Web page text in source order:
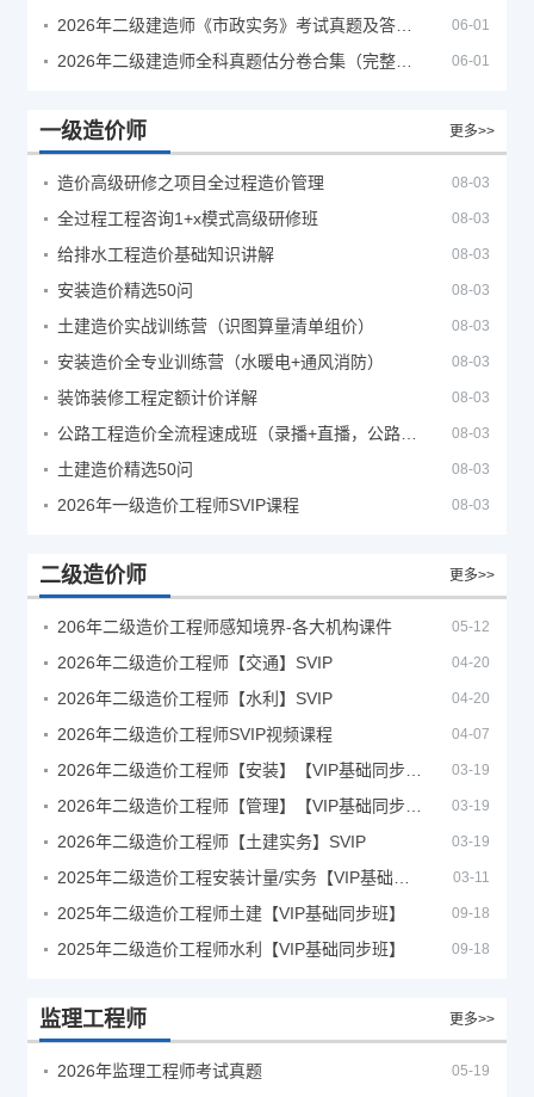
06-01
06-01
一级造价师 更多>>
造价高级研修之项目全过程造价管理 08-03
全过程工程咨询1+x模式高级研修班 08-03
给排水工程造价基础知识讲解 08-03
安装造价精选50问 08-03
土建造价实战训练营（识图算量清单组价） 08-03
安装造价全专业训练营（水暖电+通风消防） 08-03
装饰装修工程定额计价详解 08-03
08-03
土建造价精选50问 08-03
2026年一级造价工程师SVIP课程 08-03
二级造价师 更多>>
206年二级造价工程师感知境界-各大机构课件 05-12
2026年二级造价工程师【交通】SVIP 04-20
2026年二级造价工程师【水利】SVIP 04-20
2026年二级造价工程师SVIP视频课程 04-07
03-19
03-19
2026年二级造价工程师【土建实务】SVIP 03-19
03-11
2025年二级造价工程师土建【VIP基础同步班】 09-18
2025年二级造价工程师水利【VIP基础同步班】 09-18
监理工程师 更多>>
2026年监理工程师考试真题 05-19